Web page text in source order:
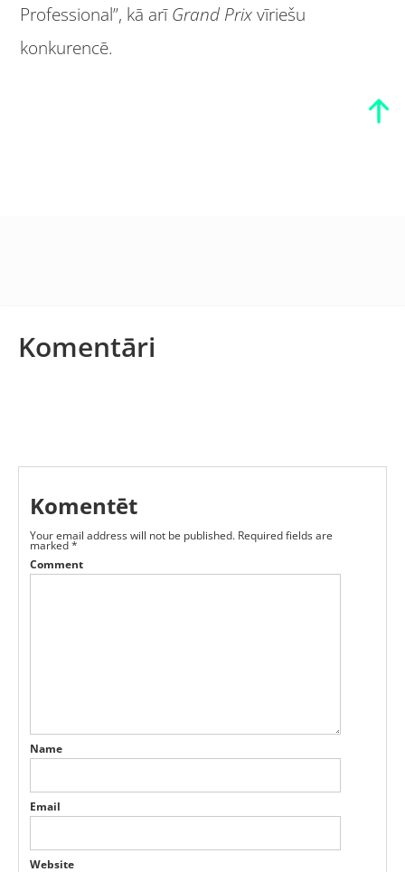
Professional”, kā arīGrand Prixvīriešu
konkurencē.
Komentāri
Komentēt
Your email address will not be published. Required fields are
marked*
Comment
Name
Email
Website